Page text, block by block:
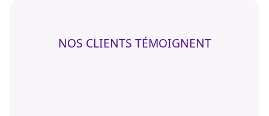
NOS CLIENTS TÉMOIGNENT